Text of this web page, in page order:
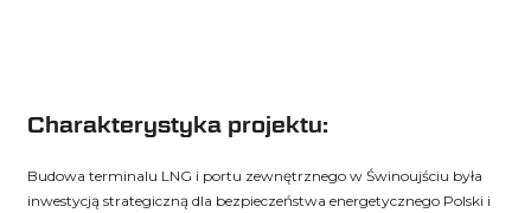
Charakterystyka projektu:
Budowa terminalu LNG i portu zewnętrznego w Świnoujściu była
inwestycją strategiczną dla bezpieczeństwa energetycznego Polski i